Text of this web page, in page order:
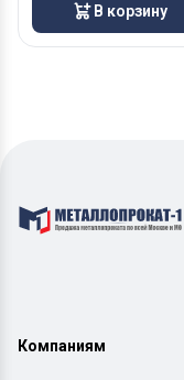
В корзину
Компаниям